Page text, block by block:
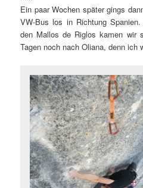
Ein paar Wochen später gings
VW-Bus los in Richtung
den Mallos de Riglos kamen wir
Tagen noch nach Oliana, denn